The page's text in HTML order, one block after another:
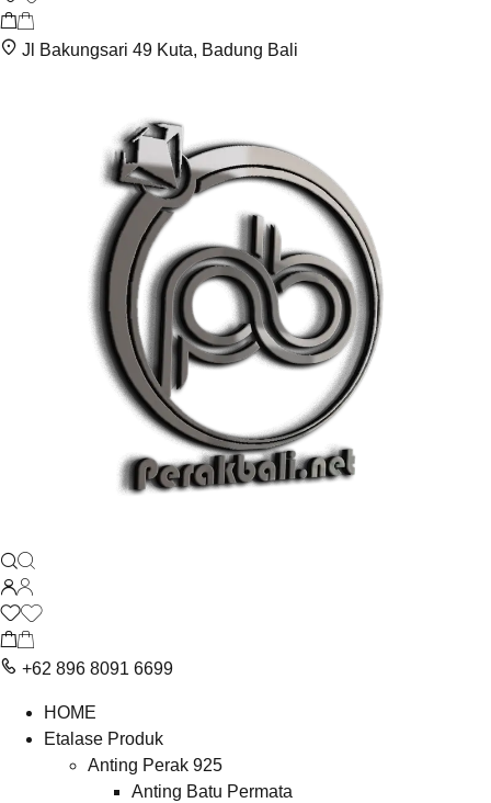
Jl Bakungsari 49 Kuta, Badung Bali
+62 896 8091 6699
HOME
Etalase Produk
Anting Perak 925
Anting Batu Permata